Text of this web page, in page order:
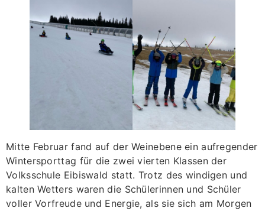
Mitte Februar fand auf der Weinebene ein aufregender
Wintersporttag für die zwei vierten Klassen der
Volksschule Eibiswald statt. Trotz des windigen und
kalten Wetters waren die Schülerinnen und Schüler
voller Vorfreude und Energie, als sie sich am Morgen